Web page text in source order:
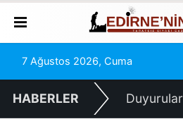
7 Ağustos 2026, Cuma
HABERLER Duyurular